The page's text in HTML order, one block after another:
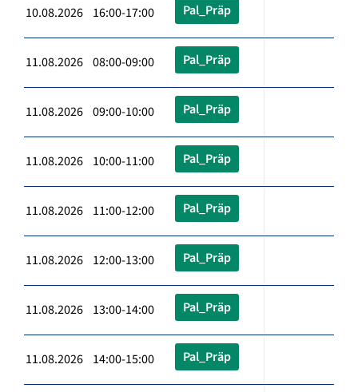
10.08.2026 16:00-17:00 Pal_Präp
11.08.2026 08:00-09:00 Pal_Präp
11.08.2026 09:00-10:00 Pal_Präp
11.08.2026 10:00-11:00 Pal_Präp
11.08.2026 11:00-12:00 Pal_Präp
11.08.2026 12:00-13:00 Pal_Präp
11.08.2026 13:00-14:00 Pal_Präp
11.08.2026 14:00-15:00 Pal_Präp